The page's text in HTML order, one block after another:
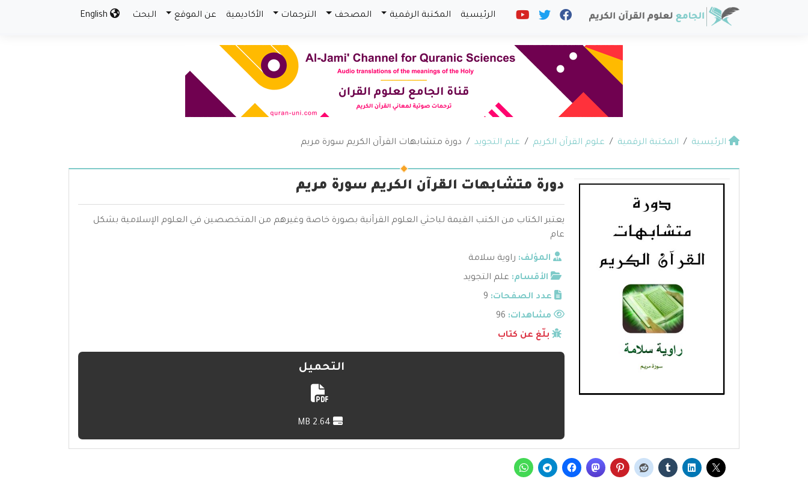
الرئيسية المكتبة الرقمية المصحف الترجمات الأكاديمية عن الموقع البحث
الرئيسية المكتبة الرقمية علوم القرآن الكريم علم التجويد دورة متشابهات القرآن الكريم سورة مريم
دورة متشابهات القرآن الكريم سورة مريم
يعتبر الكتاب من الكتب القيمة لباحثي العلوم القرآنية بصورة خاصة وغيرهم من المتخصصين في العلوم الإسلامية بشكل
عام
المؤلف: راوية سلامة
الأقسام: علم التجويد
عدد الصفحات: 9
مشاهدات:
بلّغ عن كتاب
التحميل